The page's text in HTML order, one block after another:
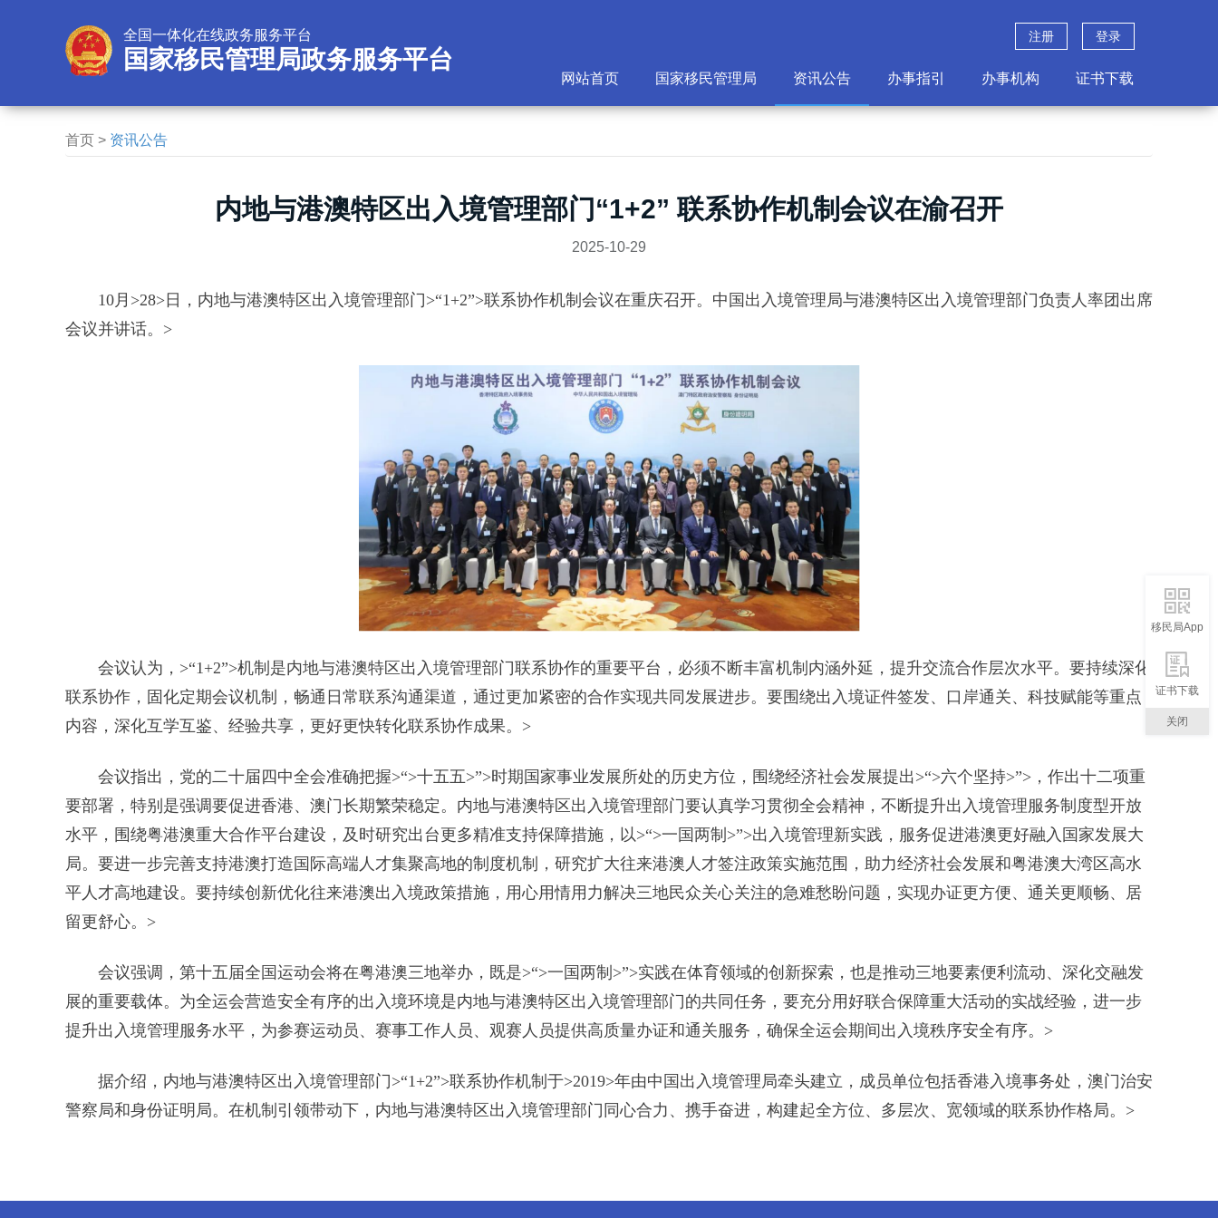
全国一体化在线政务服务平台
国家移民管理局政务服务平台
注册 登录
网站首页 国家移民管理局 资讯公告 办事指引 办事机构 证书下载
首页 > 资讯公告
内地与港澳特区出入境管理部门“1+2” 联系协作机制会议在渝召开
2025-10-29
10月>28>日，内地与港澳特区出入境管理部门>“1+2”>联系协作机制会议在重庆召开。中国出入境管理局与港澳特区出入境管理部门负责人率团出席
会议并讲话。>
会议认为，>“1+2”>机制是内地与港澳特区出入境管理部门联系协作的重要平台，必须不断丰富机制内涵外延，提升交流合作层次水平。要持续深化
联系协作，固化定期会议机制，畅通日常联系沟通渠道，通过更加紧密的合作实现共同发展进步。要围绕出入境证件签发、口岸通关、科技赋能等重点
内容，深化互学互鉴、经验共享，更好更快转化联系协作成果。>
会议指出，党的二十届四中全会准确把握>“>十五五>”>时期国家事业发展所处的历史方位，围绕经济社会发展提出>“>六个坚持>”>，作出十二项重
要部署，特别是强调要促进香港、澳门长期繁荣稳定。内地与港澳特区出入境管理部门要认真学习贯彻全会精神，不断提升出入境管理服务制度型开放
水平，围绕粤港澳重大合作平台建设，及时研究出台更多精准支持保障措施，以>“>一国两制>”>出入境管理新实践，服务促进港澳更好融入国家发展大
局。要进一步完善支持港澳打造国际高端人才集聚高地的制度机制，研究扩大往来港澳人才签注政策实施范围，助力经济社会发展和粤港澳大湾区高水
平人才高地建设。要持续创新优化往来港澳出入境政策措施，用心用情用力解决三地民众关心关注的急难愁盼问题，实现办证更方便、通关更顺畅、居
留更舒心。>
会议强调，第十五届全国运动会将在粤港澳三地举办，既是>“>一国两制>”>实践在体育领域的创新探索，也是推动三地要素便利流动、深化交融发
展的重要载体。为全运会营造安全有序的出入境环境是内地与港澳特区出入境管理部门的共同任务，要充分用好联合保障重大活动的实战经验，进一步
提升出入境管理服务水平，为参赛运动员、赛事工作人员、观赛人员提供高质量办证和通关服务，确保全运会期间出入境秩序安全有序。>
据介绍，内地与港澳特区出入境管理部门>“1+2”>联系协作机制于>2019>年由中国出入境管理局牵头建立，成员单位包括香港入境事务处，澳门治安
警察局和身份证明局。在机制引领带动下，内地与港澳特区出入境管理部门同心合力、携手奋进，构建起全方位、多层次、宽领域的联系协作格局。>
移民局App
证书下载
关闭